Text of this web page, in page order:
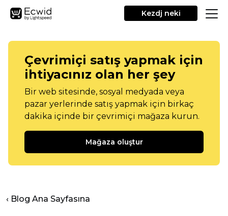
Kezdj neki
Çevrimiçi satış yapmak için
ihtiyacınız olan her şey
Bir web sitesinde, sosyal medyada veya
pazar yerlerinde satış yapmak için birkaç
dakika içinde bir çevrimiçi mağaza kurun.
Mağaza oluştur
‹ Blog Ana Sayfasına